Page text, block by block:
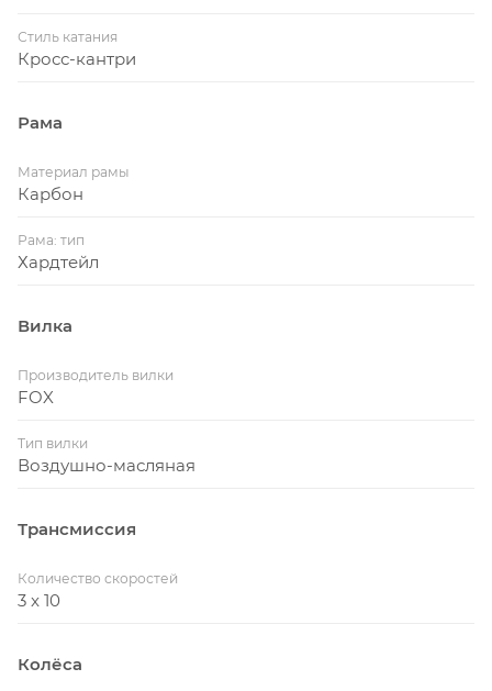
Стиль катания
Кросс-кантри
Рама
Материал рамы
Карбон
Рама: тип
Хардтейл
Вилка
Производитель вилки
FOX
Тип вилки
Воздушно-масляная
Трансмиссия
Количество скоростей
3 x 10
Колёса